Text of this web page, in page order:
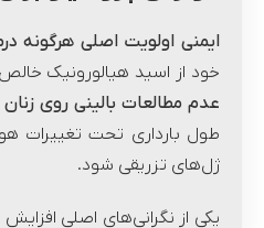
ایمنی اولویت اصلی هرگونه
خود از اسید هیالورونیک
عدم مطالعات بالینی روی زنان
طول بارداری تحت
ژل‌های تزریقی شود.
یکی از نگرانی‌های اصلی